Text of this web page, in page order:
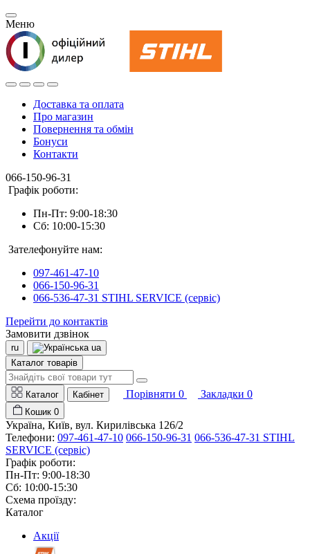
Меню
Доставка та оплата
Про магазин
Повернення та обмін
Бонуси
Контакти
066-150-96-31
Графік роботи:
Пн-Пт: 9:00-18:30
Сб: 10:00-15:30
Зателефонуйте нам:
097-461-47-10
066-150-96-31
066-536-47-31 STIHL SERVICE (сервіс)
Перейти до контактів
Замовити дзвінок
ru
ua
Каталог товарів
Каталог Кабінет Порівняти 0 Закладки 0
Кошик 0
Україна, Київ, вул. Кирилівська 126/2
Телефони: 097-461-47-10 066-150-96-31 066-536-47-31 STIHL
SERVICE (сервіс)
Графік роботи:
Пн-Пт: 9:00-18:30
Сб: 10:00-15:30
Схема проїзду:
Каталог
Акції